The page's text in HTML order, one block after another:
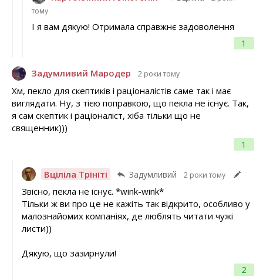
тому
1
І я вам дякую! Отримала справжнє задоволення
Задумливий Мародер 2 роки тому
1
Хм, пекло для скептиків і раціоналістів саме так і має
виглядати. Ну, з тією поправкою, що пекла не існує. Так,
я сам скептик і раціоналіст, хіба тільки що не
священник)))
Вціліла Трініті Задумливий 2 роки тому
2
Звісно, пекла не існує. *wink-wink*
Тільки ж ви про це не кажіть так відкрито, особливо у
малознайомих компаніях, де люблять читати чужі
листи))
Дякую, що зазирнули!